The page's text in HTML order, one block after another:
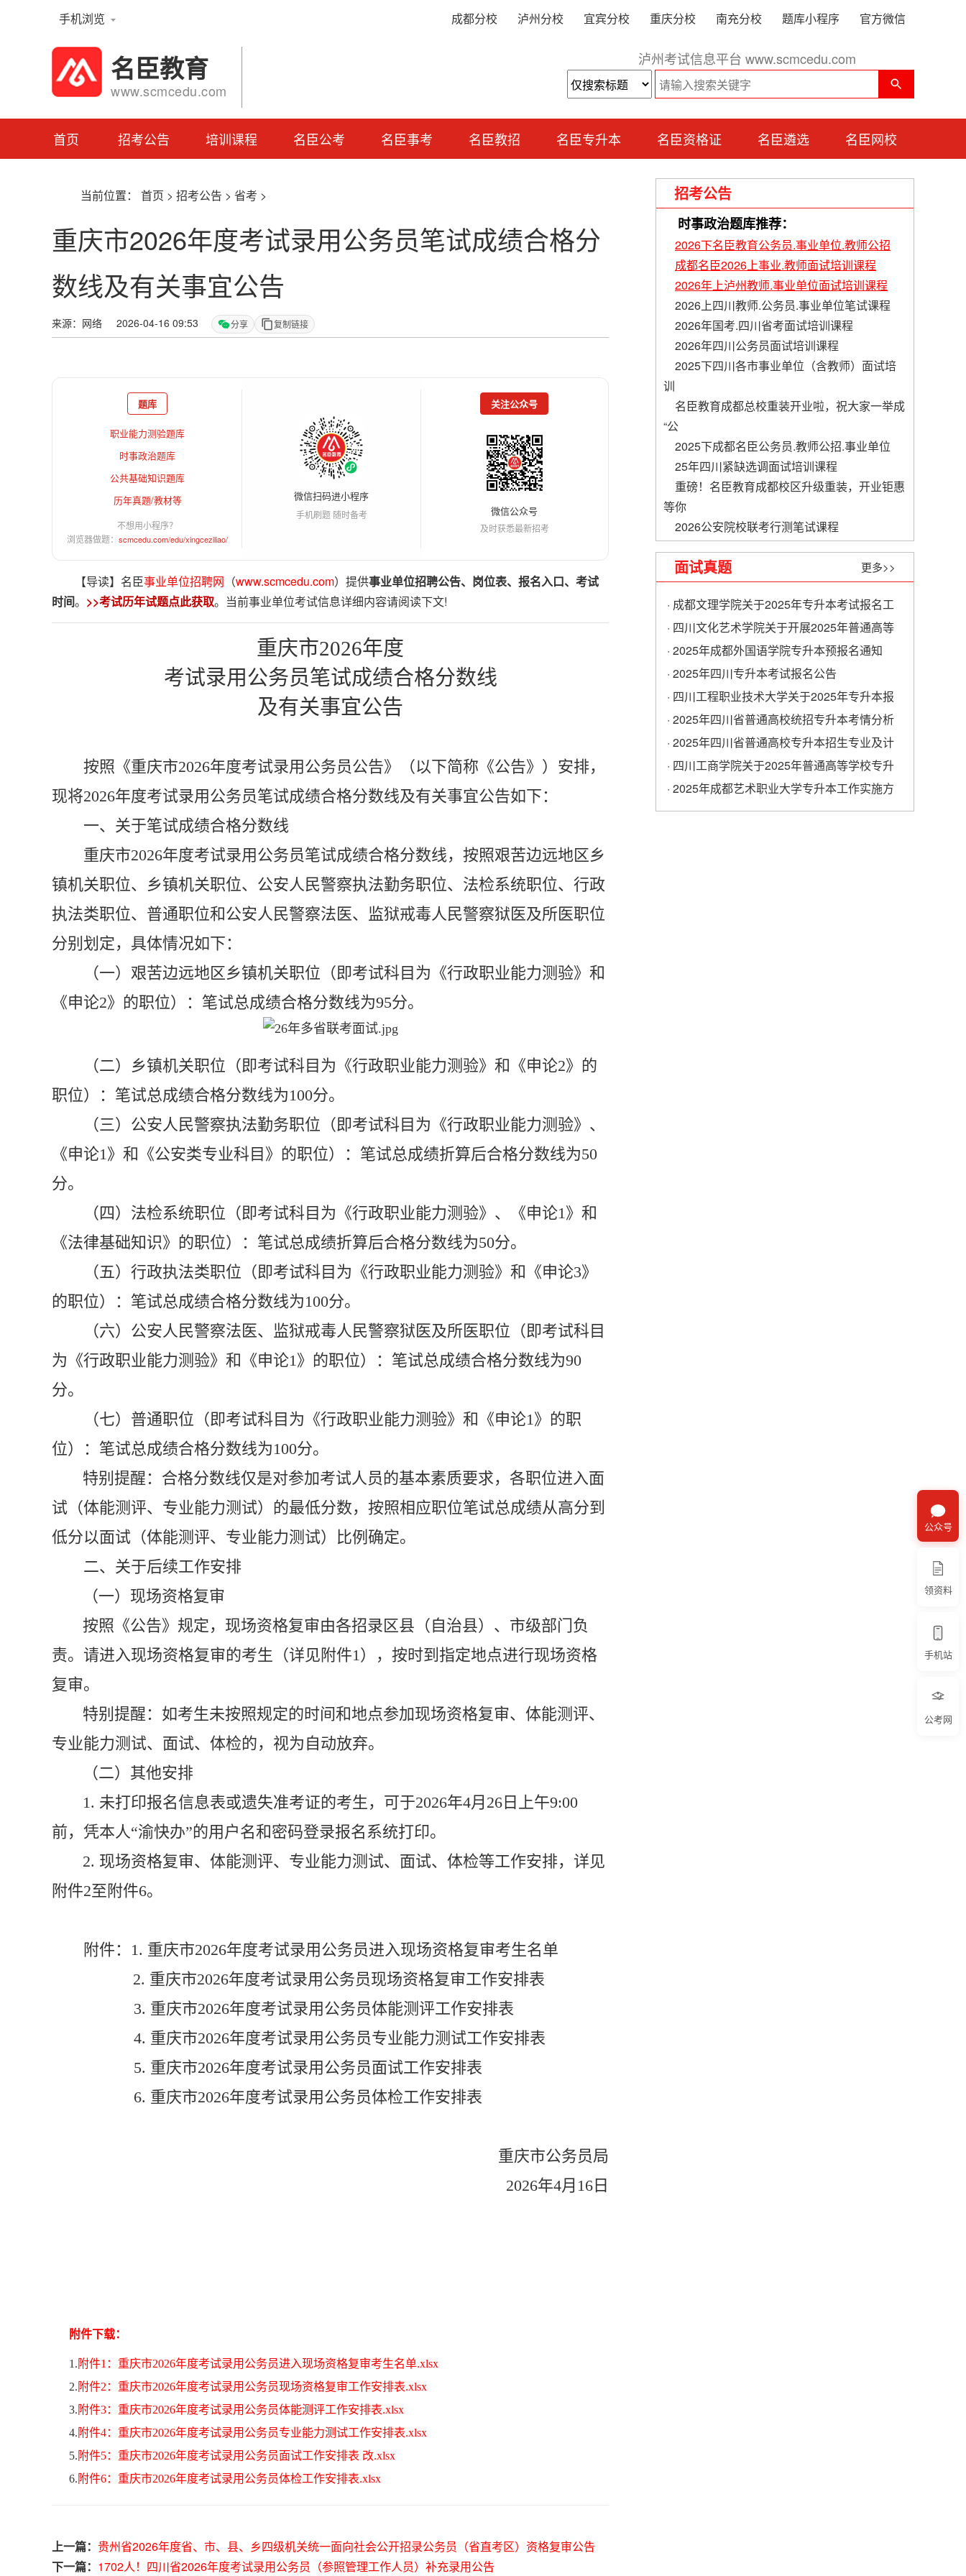
手机浏览 成都分校 泸州分校 宜宾分校 重庆分校 南充分校 题库小程序 官方微信
名臣教育
www.scmcedu.com
泸州考试信息平台 www.scmcedu.com
首页 招考公告 培训课程 名臣公考 名臣事考 名臣教招 名臣专升本 名臣资格证 名臣遴选 名臣网校
当前位置： 首页 > 招考公告 > 省考 >
重庆市2026年度考试录用公务员笔试成绩合格分
数线及有关事宜公告
来源：网络 2026-04-16 09:53 分享 复制链接
题库
职业能力测验题库
时事政治题库
公共基础知识题库
历年真题/教材等
不想用小程序？
浏览器做题：scmcedu.com/edu/xingceziliao/
微信扫码进小程序
手机刷题 随时备考
关注公众号
微信公众号
及时获悉最新招考
【导读】名臣事业单位招聘网 （www.scmcedu.com）提供事业单位招聘公告、岗位表、报名入口、考试
时间。 >>考试历年试题点此获取。当前事业单位考试信息详细内容请阅读下文!
重庆市2026年度
考试录用公务员笔试成绩合格分数线
及有关事宜公告
按照《重庆市2026年度考试录用公务员公告》（以下简称《公告》）安排，
现将2026年度考试录用公务员笔试成绩合格分数线及有关事宜公告如下：
一、关于笔试成绩合格分数线
重庆市2026年度考试录用公务员笔试成绩合格分数线，按照艰苦边远地区乡
镇机关职位、
乡镇机关职位、 公安人民警察执法勤务职位、法检系统职位、行政
执法类职位、普通职位和公安人民警察法医、监狱戒毒人民警察狱医及所医职位
分别划定，具体情况如下：
（一）艰苦边远地区乡镇机关职位（即考试科目为《行政职业能力测验》和
《申论2》的职位）：笔试总成绩合格分数线为95分。
（二）乡镇机关职位（即考试科目为《行政职业能力测验》和《申论2》的
职位）：笔试总成绩合格分数线为100分。
（三） 公安人民警察执法勤务职位（即考试科目为《行政职业能力测验》、
《申论1》和《公安类专业科目》的职位）：笔试总成绩折算后合格分数线为50
分。
（四） 法检系统职位（即考试科目为《行政职业能力测验》、《申论1》和
《法律基础知识》 的职位）： 笔试总成绩折算后合格分数线为50分。
（五） 行政执法类职位（即考试科目为《行政职业能力测验》和《申论3》
的职位）：笔试总成绩合格分数线为100分。
（六） 公安人民警察法医、监狱戒毒人民警察狱医及所医职位（即考试科目
为《行政职业能力测验》和《申论1》的职位）：笔试总成绩合格分数线为90
分。
（七） 普通职位（即考试科目为《行政职业能力测验》和《申论1》的职
位）：笔试总成绩合格分数线为100分。
特别提醒： 合格分数线仅是对参加考试人员的基本素质要求，各职位进入面
试（体能测评、专业能力测试）的最低分数，按照相应职位笔试总成绩从高分到
低分以面试（体能测评、专业能力测试）比例确定。
二、关于后续工作安排
（一）现场资格复审
按照《公告》规定，现场资格复审由各招录区县（自治县）、市级部门负
责。请进入现场资格复审的考生（详见附件1），按时到指定地点进行现场资格
复审。
特别提醒： 如考生未按照规定的时间和地点参加现场资格复审、体能测评、
专业能力测试、面试、体检的，视为自动放弃。
（二）其他安排
1. 未打印报名信息表或遗失准考证的考生，可于2026年4月 26 日上午9:00
前，凭本人“渝快办”的用户名和密码登录报名系统打印。
2. 现场资格复审、体能测评、专业能力测试、面试、体检等工作安排，详见
附件2至附件6。
附件： 1. 重庆市2026年度考试录用公务员进入现场资格复审考生名单
2. 重庆市2026年度考试录用公务员现场资格复审工作安排表
3. 重庆市2026年度考试录用公务员体能测评工作安排表
4. 重庆市2026年度考试录用公务员专业能力测试工作安排表
5. 重庆市2026年度考试录用公务员面试工作安排表
6. 重庆市2026年度考试录用公务员体检工作安排表
重庆市公务员局
2026年4月 16 日
附件下载：
1. 附件1：重庆市2026年度考试录用公务员进入现场资格复审考生名单.xlsx
2. 附件2：重庆市2026年度考试录用公务员现场资格复审工作安排表.xlsx
3. 附件3：重庆市2026年度考试录用公务员体能测评工作安排表.xlsx
4. 附件4：重庆市2026年度考试录用公务员专业能力测试工作安排表.xlsx
5. 附件5：重庆市2026年度考试录用公务员面试工作安排表 改.xlsx
6. 附件6：重庆市2026年度考试录用公务员体检工作安排表.xlsx
上一篇： 贵州省2026年度省、市、县、乡四级机关统一面向社会公开招录公务员（省直考区）资格复审公告
下一篇： 1702人！四川省2026年度考试录用公务员（参照管理工作人员）补充录用公告
招考公告
时事政治题库推荐：
2026下名臣教育公务员.事业单位.教师公招
成都名臣2026上事业.教师面试培训课程
2026年上泸州教师.事业单位面试培训课程
2026上四川教师.公务员.事业单位笔试课程
2026年国考.四川省考面试培训课程
2026年四川公务员面试培训课程
2025下四川各市事业单位（含教师）面试培
训
名臣教育成都总校重装开业啦，祝大家一举成
“公
2025下成都名臣公务员.教师公招.事业单位
​25年四川紧缺选调面试培训课程
重磅！名臣教育成都校区升级重装，开业钜惠
等你
2026公安院校联考行测笔试课程
面试真题 更多>>
· 成都文理学院关于2025年专升本考试报名工
作的通知
· 四川文化艺术学院关于开展2025年普通高等
学校专升本考试报名工作的通知
· 2025年成都外国语学院专升本预报名通知
· 2025年四川专升本考试报名公告
· 四川工程职业技术大学关于2025年专升本报
名的通知
· 2025年四川省普通高校统招专升本考情分析
· 2025年四川省普通高校专升本招生专业及计
划
· ​四川工商学院关于2025年普通高等学校专升
本考试报名工作的通知
· 2025年成都艺术职业大学专升本工作实施方
案
公众号
领资料
手机站
公考网